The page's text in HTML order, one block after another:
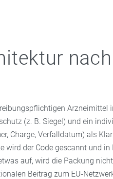
Arzneimittel
(z. B. Siegel) und ein
Charge, Verfalldatum) als
wird der Code gescannt und
auf, wird die Packung
Beitrag zum EU-